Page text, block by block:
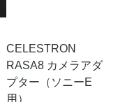
CELESTRON
RASA8 カメラアダ
プター（ソニーE
用）